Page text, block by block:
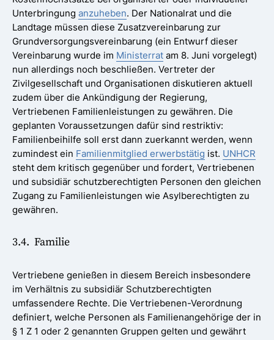
Unterbringung anzuheben. Der Nationalrat und die
Landtage müssen diese Zusatzvereinbarung zur
Grundversorgungsvereinbarung (ein Entwurf dieser
Vereinbarung wurde im Ministerrat am 8. Juni vorgelegt)
nun allerdings noch beschließen. Vertreter der
Zivilgesellschaft und Organisationen diskutieren aktuell
zudem über die Ankündigung der Regierung,
Vertriebenen Familienleistungen zu gewähren. Die
geplanten Voraussetzungen dafür sind restriktiv:
Familienbeihilfe soll erst dann zuerkannt werden, wenn
zumindest ein Familienmitglied erwerbstätig ist. UNHCR
steht dem kritisch gegenüber und fordert, Vertriebenen
und subsidiär schutzberechtigten Personen den gleichen
Zugang zu Familienleistungen wie Asylberechtigten zu
gewähren.
3.4. Familie
Vertriebene genießen in diesem Bereich insbesondere
im Verhältnis zu subsidiär Schutzberechtigten
umfassendere Rechte. Die Vertriebenen-Verordnung
definiert, welche Personen als Familienangehörige der in
§ 1 Z 1 oder 2 genannten Gruppen gelten und gewährt